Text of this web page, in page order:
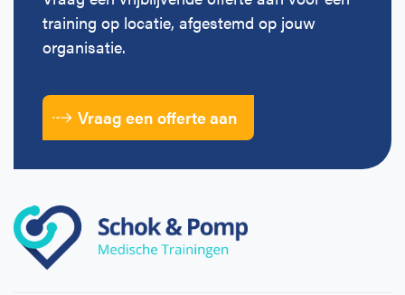
training op locatie, afgestemd op jouw
organisatie.
Vraag een offerte aan